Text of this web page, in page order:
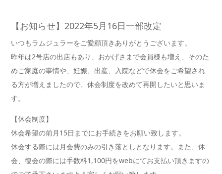
【お知らせ】2022年5月16日一部改定
いつもラムジュラーをご愛顧頂きありがとうございます。
昨年は2号店の出店もあり、おかげさまで会員様も増え、そのた
めご家庭の事情や、妊娠、出産、入院などで休会をご希望され
る方が増えましたので、休会制度を改めて再開したいと思いま
す。
【休会制度】
休会希望の前月15日までにお手続きをお願い致します。
休会する際には月会費のみの引き落としとなります。また、休
会、復会の際には手数料1,100円をwebにてお支払い頂きますの